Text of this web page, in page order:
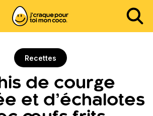
Recettes
de courge
et d’échalotes